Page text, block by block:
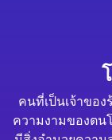
คนที่เป็นเจ้าขอ
ความงามของตน